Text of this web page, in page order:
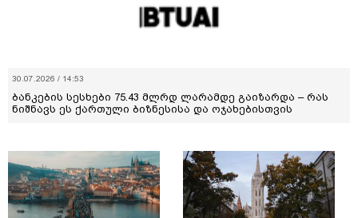
30.07.2026 / 14:53
ბანკების სესხები 75.43 მლრდ ლარამდე გაიზარდა – რას
ნიშნავს ეს ქართული ბიზნესისა და ოჯახებისთვის